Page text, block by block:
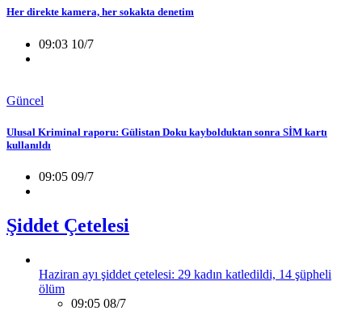
Her direkte kamera, her sokakta denetim
09:03 10/7
Güncel
Ulusal Kriminal raporu: Gülistan Doku kaybolduktan sonra SİM kartı
kullanıldı
09:05 09/7
Şiddet Çetelesi
Haziran ayı şiddet çetelesi: 29 kadın katledildi, 14 şüpheli
ölüm
09:05 08/7